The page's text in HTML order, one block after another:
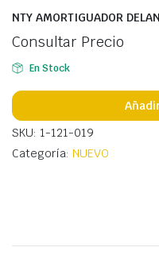
NTY AMORTIGUADOR
Consultar Precio
En Stock
SKU: 1-121-019
Categoría: NUEVO